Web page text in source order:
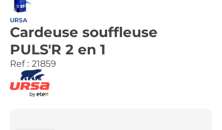
URSA
Cardeuse souffleuse
PULS'R 2 en 1
Ref : 21859